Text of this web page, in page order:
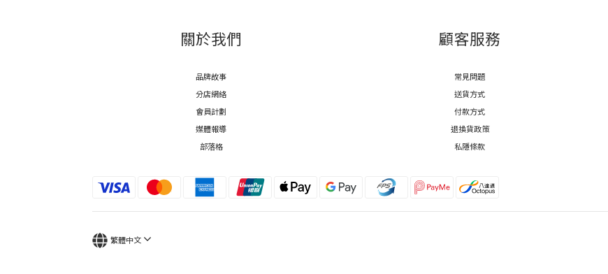
關於我們
品牌故事
分店網絡
會員計劃
媒體報導
部落格
顧客服務
常見問題
送貨方式
付款方式
退換貨政策
私隱條款
繁體中文